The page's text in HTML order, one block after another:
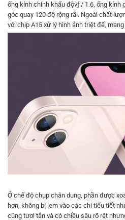
ống kính chính khẩu độvƒ / 1.6, ống kính
góc quay 120 độ rộng rãi. Ngoài chất
với chip A15 xử lý hình ảnh triệt để,
Ở chế độ chụp chân dung, phần được
hơn, không bị lem vào các chi tiểu tiết
cũng tươi tắn và có chiều sâu rõ rệt